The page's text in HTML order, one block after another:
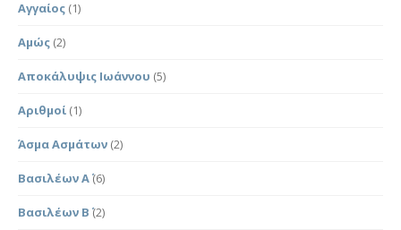
Αγγαίος (1)
Αμώς (2)
Αποκάλυψις Ιωάννου (5)
Αριθμοί (1)
Άσμα Ασμάτων (2)
Βασιλέων Α΄(6)
Βασιλέων Β΄ (2)